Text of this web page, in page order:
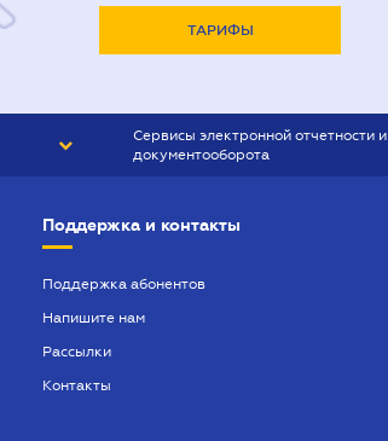
ТАРИФЫ
Сервисы электронной отчетности и
документооборота
Поддержка и контакты
Поддержка абонентов
Напишите нам
Рассылки
Контакты